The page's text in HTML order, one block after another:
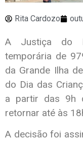
Rita Cardozo
A Justiça do
temporária de
da Grande Ilha
do Dia das
a partir das 9h
retornar até às
A decisão foi